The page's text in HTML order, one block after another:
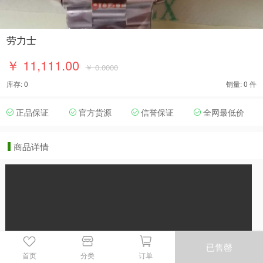
劳力士
￥ 11,111.00 ￥ 0.0000
库存: 0 销量: 0 件
正品保证 官方货源 信誉保证 全网最低价
商品详情
首页 分类 订单
已售罄